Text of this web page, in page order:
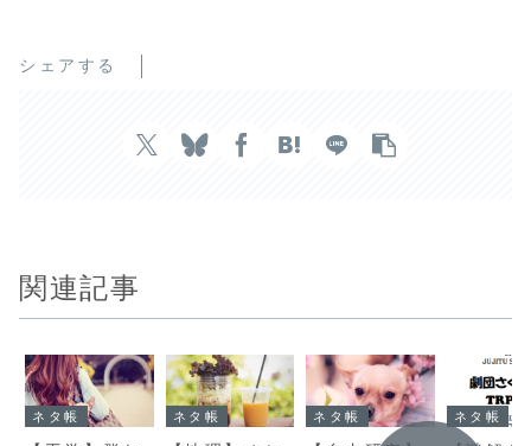
シェアする
関連記事
ネタ帳 ネタ帳 ネタ帳 ネタ帳